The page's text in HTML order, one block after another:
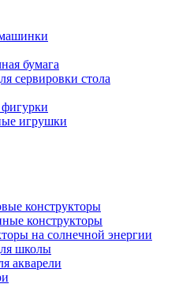
бумага
сервировки стола
игрушки
конструкторы
конструкторы
на солнечной энергии
школы
акварели